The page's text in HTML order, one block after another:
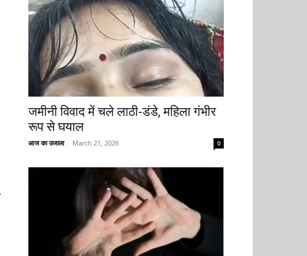
जमीनी विवाद में चले लाठी-डंडे, महिला गंभीर
रूप से घयाल
आज का उजाला - March 21, 2026 0